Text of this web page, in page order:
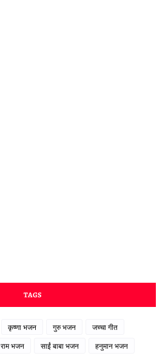
TAGS
कृष्णा भजन गुरु भजन जच्चा गीत
राम भजन साईं बाबा भजन हनुमान भजन